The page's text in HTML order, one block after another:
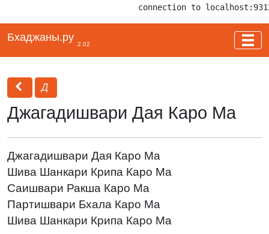
connection to
Бхаджаны.ру
2.02
Д
Джагадишвари Дая Каро Ма
Джагадишвари Дая Каро Ма
Шива Шанкари Крипа Каро Ма
Саишвари Ракша Каро Ма
Партишвари Бхала Каро Ма
Шива Шанкари Крипа Каро Ма